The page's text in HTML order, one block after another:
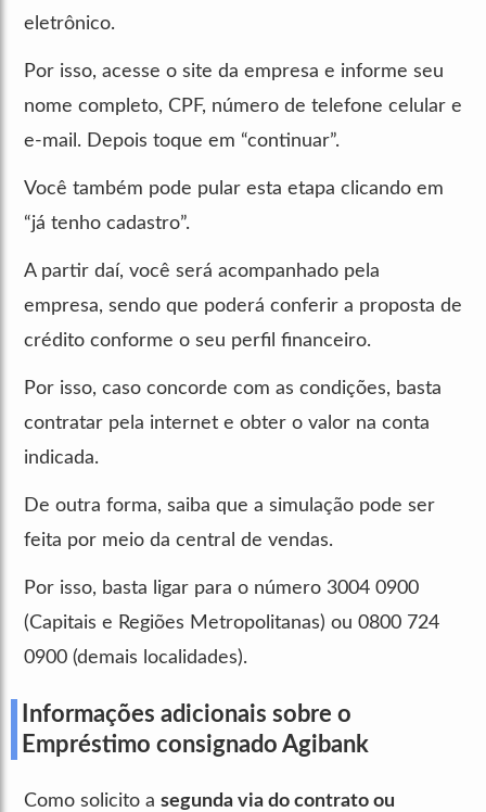
eletrônico.
Por isso, acesse o site da empresa e informe seu
nome completo, CPF, número de telefone celular e
e-mail. Depois toque em “continuar”.
Você também pode pular esta etapa clicando em
“já tenho cadastro”.
A partir daí, você será acompanhado pela
empresa, sendo que poderá conferir a proposta de
crédito conforme o seu perfil financeiro.
Por isso, caso concorde com as condições, basta
contratar pela internet e obter o valor na conta
indicada.
De outra forma, saiba que a simulação pode ser
feita por meio da central de vendas.
Por isso, basta ligar para o número 3004 0900
(Capitais e Regiões Metropolitanas) ou 0800 724
0900 (demais localidades).
Informações adicionais sobre o
Empréstimo consignado Agibank
Como solicito a segunda via do contrato ou